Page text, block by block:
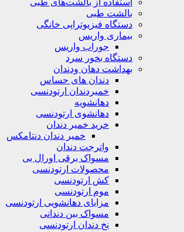
بالشت‌ طبی
دستگاه فیزیوتراپی خانگی
بیماری واریس
جوراب واریس
دستگاه‌ بخور سرد
بهداشت دهان ودندان
دندان های حساس
خمیردندان ارتودنسی
دهانشویه‌
دهانشوی ارتودنسی
خرید خمیر دندان
خمیر دندان دنتامکس
واترجت دندان
مسواک برقی اورال بی
محصولات ارتودنسی
کش ارتودنسی
موم ارتودنسی
مزایای دهانشویی ارتودنسی
مسواک بین دندانی
نخ دندان ارتودنسی